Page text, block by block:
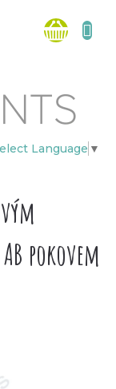
Language ▼
košík
pokovem